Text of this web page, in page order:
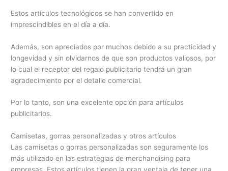
Estos artículos tecnológicos se han convertido en
imprescindibles en el día a día.
Además, son apreciados por muchos debido a su practicidad y
longevidad y sin olvidarnos de que son productos valiosos, por
lo cual el receptor del regalo publicitario tendrá un gran
agradecimiento por el detalle comercial.
Por lo tanto, son una excelente opción para artículos
publicitarios.
Camisetas, gorras personalizadas y otros artículos
Las camisetas o gorras personalizadas son seguramente los
más utilizado en las estrategias de merchandising para